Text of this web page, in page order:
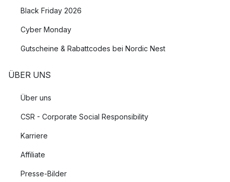
Black Friday 2026
Cyber Monday
Gutscheine & Rabattcodes bei Nordic Nest
ÜBER UNS
Über uns
CSR - Corporate Social Responsibility
Karriere
Affiliate
Presse-Bilder